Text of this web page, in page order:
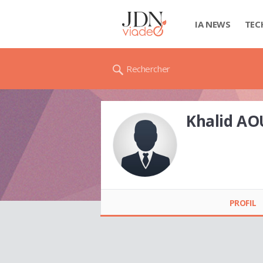
IA NEWS
Rechercher
Khalid
PROFIL